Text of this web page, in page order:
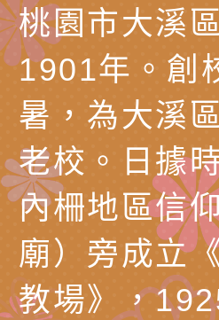
https://
明會」
制度宣導
財團法人
擬舉辦『
孩-2026
向AI對親
桃園市八
辦「桃園
藝術才能
長說明會
有關本局
站學生心
桃園市平
辦「桃園
藝術才能
長說明會
轉知國立
「2026全
學術研討
函轉內政
反詐宣導
函轉內政
桃園市大溪
1901年。創
暑，為大溪
老校。日據
內柵地區信
廟）旁成立
教場》，